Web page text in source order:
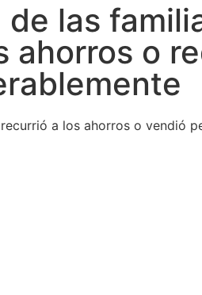
de las
ahorros o
a los ahorros o vendió